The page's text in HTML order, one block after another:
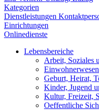
Kategorien
Dienstleistungen
Einrichtungen
Onlinedienste
Lebensbereiche
Arbeit, Soziales
Geburt, Heirat,
Kinder, Jugend
Kultur, Freizeit,
Oeffentliche